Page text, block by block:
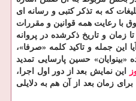
كه به تذكر كتبی و رسانه ای
با رعایت همه قوانین و مقررات
زمان و تاریخ ذكرشده در پروانه
این جمله و تاكید كلمه «صرفا»،
حسین پارسایی تمدید
این نمایش بعد از دور اول اجرا،
زمان بعد از آن هم به دلایلی